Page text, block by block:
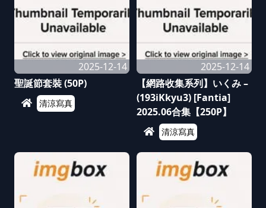
2025-12-14
聖誕節套裝 (50P)
清涼寫真
2025-12-14
【網路收集系列】いくみ –
(193iKkyu3) [Fantia]
2025.06合集【250P】
清涼寫真